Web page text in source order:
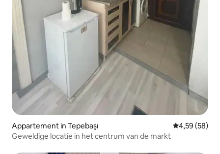
Appartement in Tepebaşı Gemiddelde
4,59 (58)
Geweldige locatie in het centrum van de markt